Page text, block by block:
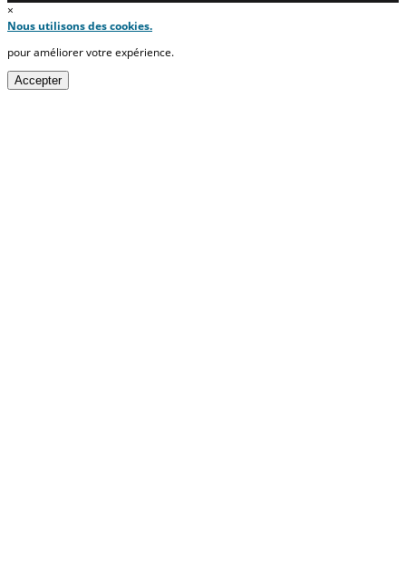
×
Nous utilisons des cookies.
pour améliorer votre expérience.
Accepter